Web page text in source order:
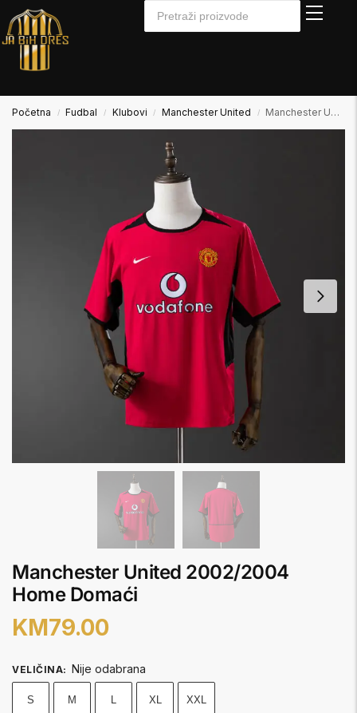
Početna / Fudbal / Klubovi / Manchester United / Manchester United 2002/2004 Home Domaći
Manchester United 2002/2004
Home Domaći
KM79.00
VELIČINA: Nije odabrana
S M L XL XXL